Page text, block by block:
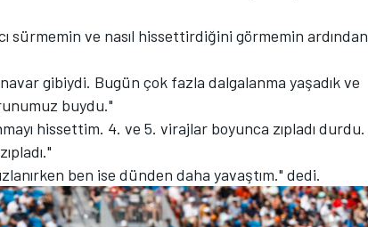
sürmemin ve nasıl hissettirdiğini görmemin ardından
gibiydi. Bugün çok fazla dalgalanma yaşadık ve
buydu."
hissettim. 4. ve 5. virajlar boyunca zıpladı durdu.
ben ise dünden daha yavaştım." dedi.